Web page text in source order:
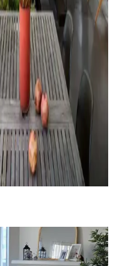
Ella'dan
yüksek deri kalitesi
boyutları beklentileri
dikkat çekiyor.
Aydınlatma
İyileştirme
ve mobilyaların
fonksiyonel kılar. Doğru
güçlendirir.